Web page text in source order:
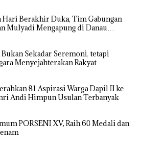
Hari Berakhir Duka, Tim Gabungan
Mulyadi Mengapung di Danau
Sekadar Seremoni, tetapi
Menyejahterakan Rakyat
81 Aspirasi Warga Dapil II ke
Andi Himpun Usulan Terbanyak
PORSENI XV, Raih 60 Medali dan